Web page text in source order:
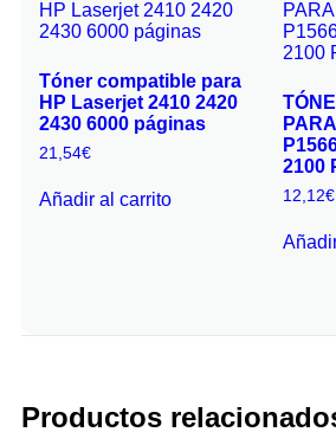
Tóner compatible para
HP Laserjet 2410 2420
2430 6000 páginas
21,54€
Añadir al carrito
2100
12,12€
Productos